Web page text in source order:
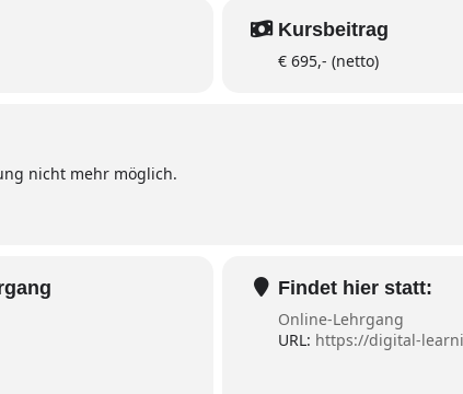
Kursbeitrag
€ 695,- (netto)
nicht mehr möglich.
Findet hier statt:
Online-Lehrgang
URL: https://digital-